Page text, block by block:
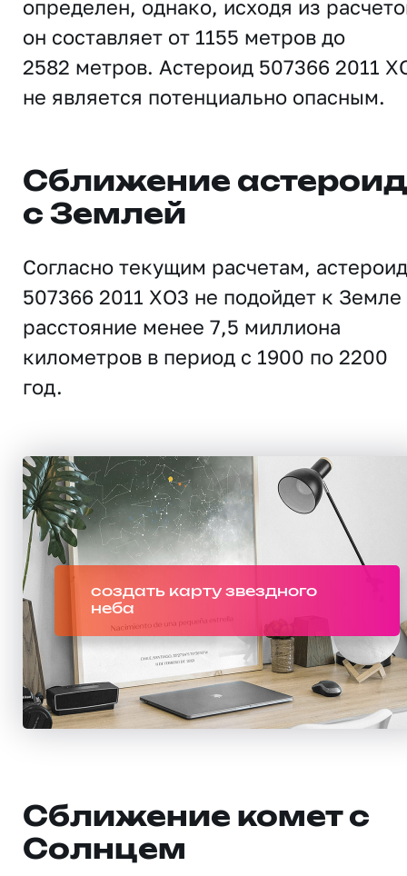
определен, однако, исходя из
он составляет от 1155 метров до
2582 метров. Астероид 507366 2011
не является потенциально опасным.
Сближение
с Землей
Согласно текущим расчетам, астероид
507366 2011 XO3 не подойдет к Земле
расстояние менее 7,5 миллиона
километров в период с 1900 по 2200
год.
создать карту звездного
неба
Сближение комет с
Солнцем